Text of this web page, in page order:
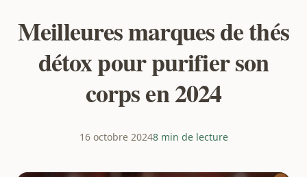
Meilleures marques de thés
détox pour purifier son
corps en 2024
16 octobre 20248 min de lecture